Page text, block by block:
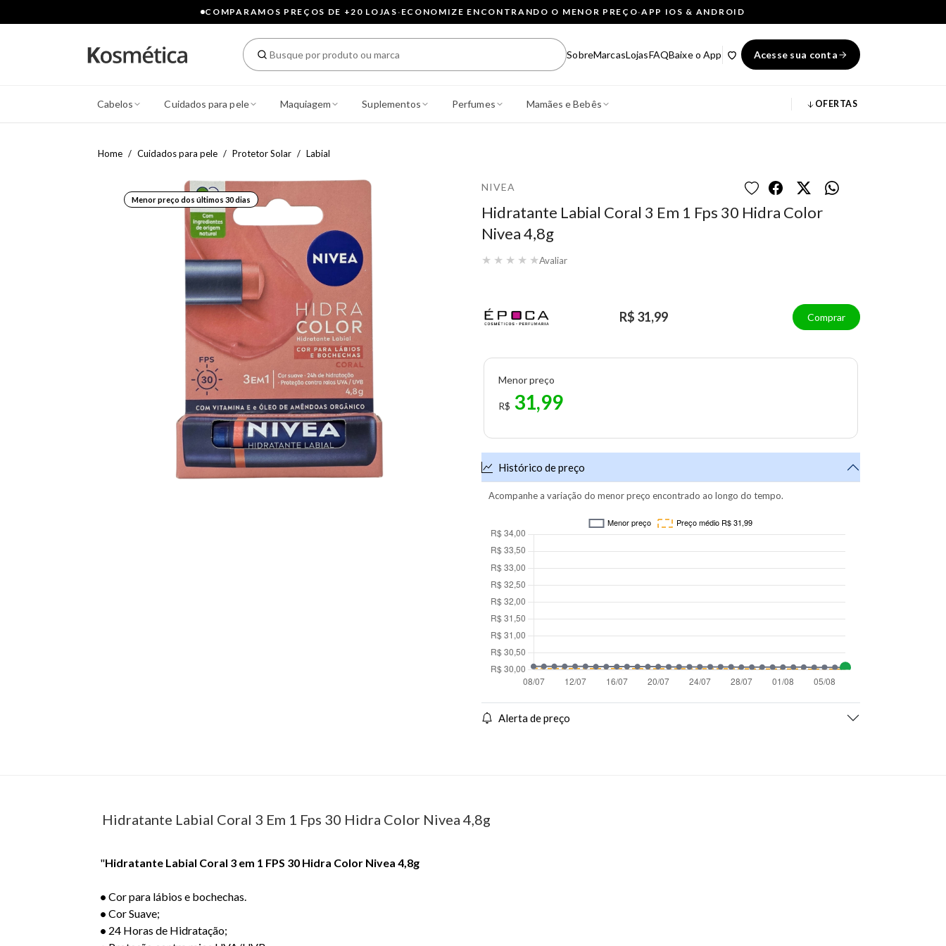
COMPARAMOS PREÇOS DE +20 LOJAS· ECONOMIZE ENCONTRANDO O MENOR PREÇO·APP IOS & ANDROID
SobreMarcasLojasFAQBaixe o App Acesse sua conta
Cabelos Cuidados para pele Maquiagem Suplementos Perfumes Mamães e Bebês OFERTAS
Home Cuidados para pele Protetor Solar Labial
Menor preço dos últimos 30 dias
NIVEA
Hidratante Labial Coral 3 Em 1 Fps 30 Hidra Color
Nivea 4,8g
★ ★ ★ ★ ★Avaliar
R$ 31,99 Comprar
Menor preço
R$ 31,99
Histórico de preço
Acompanhe a variação do menor preço encontrado ao longo do tempo.
Alerta de preço
Hidratante Labial Coral 3 Em 1 Fps 30 Hidra Color Nivea 4,8g
"Hidratante Labial Coral 3 em 1 FPS 30 Hidra Color Nivea 4,8g
• Cor para lábios e bochechas.
• Cor Suave;
• 24 Horas de Hidratação;